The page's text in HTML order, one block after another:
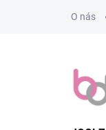
O nás